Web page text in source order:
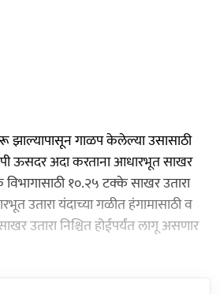
झाल्यापासून गाळप केलेल्या उसासाठी
ऊसदर अदा करताना आधारभूत साखर
१०.२५ टक्के साखर उतारा
उतारा यंदाच्या गळीत हंगामासाठी व
उतारा निश्चित होईपर्यंत लागू असणार